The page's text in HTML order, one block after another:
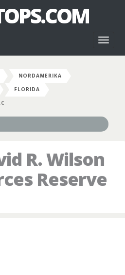
NORDAMERIKA
FLORIDA
R. Wilson
Reserve